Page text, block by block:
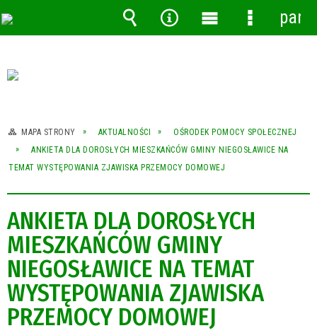
MAPA STRONY AKTUALNOŚCI
OŚRODEK POMOCY SPOŁECZNEJ
ANKIETA DLA DOROSŁYCH MIESZKAŃCÓW GMINY NIEGOSŁAWICE NA
TEMAT WYSTĘPOWANIA ZJAWISKA PRZEMOCY DOMOWEJ
ANKIETA DLA DOROSŁYCH
MIESZKAŃCÓW GMINY
NIEGOSŁAWICE NA TEMAT
WYSTĘPOWANIA ZJAWISKA
PRZEMOCY DOMOWEJ
Wyszukiwarka
Narzędzia
MenuMenu